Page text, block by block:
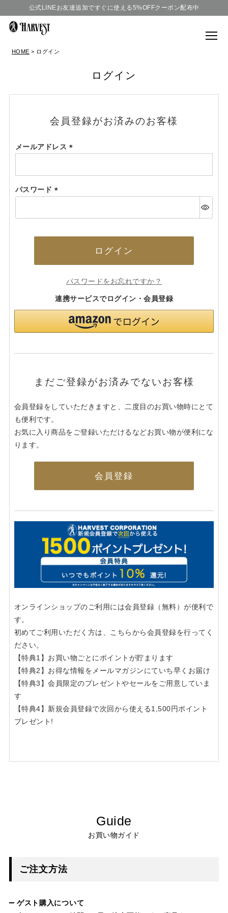
公式LINEお友達追加ですぐに使える5%OFFクーポン配布中
HOME ログイン
ログイン
会員登録がお済みのお客様
メールアドレス
須)
パスワード
須)
ログイン
パスワードをお忘れですか？
連携サービスでログイン・会員登録
まだご登録がお済みでないお客様
会員登録をしていただきますと、二度目のお買い物時にとて
も便利です。
お気に入り商品をご登録いただけるなどお買い物が便利にな
ります。
会員登録
オンラインショップのご利用には会員登録（無料）が便利で
す。
初めてご利用いただく方は、こちらから会員登録を行ってく
ださい。
【特典1】お買い物ごとにポイントが貯まります
【特典2】お得な情報をメールマガジンにていち早くお届け
【特典3】会員限定のプレゼントやセールをご用意していま
す
【特典4】新規会員登録で次回から使える1,500円ポイント
プレゼント!
Guide
お買い物ガイド
ご注文方法
ゲスト購入について